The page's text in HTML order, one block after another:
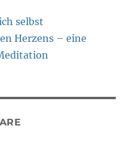
selbst
Herzens – eine